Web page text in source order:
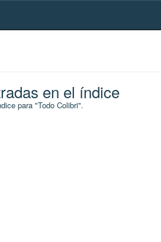
en el índice
para "Todo Colibri".